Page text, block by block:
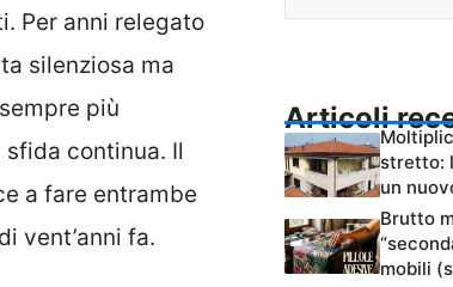
Per anni relegato
silenziosa ma
più
continua. Il
a fare entrambe
vent’anni fa.
Articoli
stretto:
un
Brutto
mobili